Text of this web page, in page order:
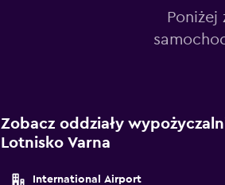
Zobacz oddziały
Lotnisko Varna
International Airport